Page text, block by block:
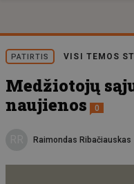
PATIRTIS VISI TEMOS
Medžiotojų
naujienos
0
Raimondas Ribačiauskas